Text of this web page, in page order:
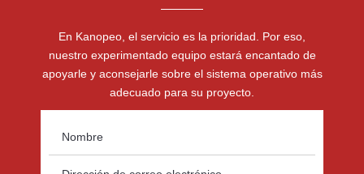
En Kanopeo, el servicio es la prioridad. Por eso,
nuestro experimentado equipo estará encantado de
apoyarle y aconsejarle sobre el sistema operativo más
adecuado para su proyecto.